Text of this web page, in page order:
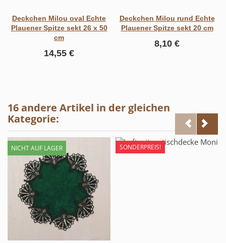
Deckchen Milou oval Echte
Plauener Spitze sekt 26 x 50
cm
14,55 €
Deckchen Milou rund Echte
Plauener Spitze sekt 20 cm
8,10 €
16 andere Artikel in der gleichen
Kategorie:
NICHT AUF LAGER SONDERPREIS!